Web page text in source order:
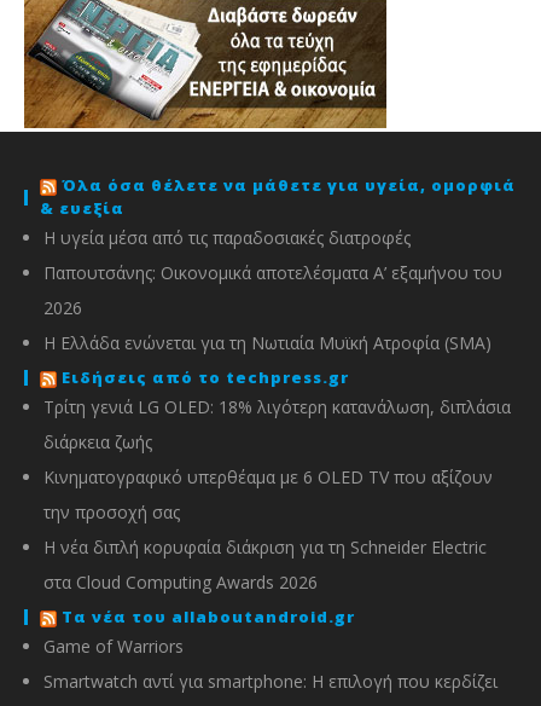
Όλα όσα θέλετε να μάθετε για υγεία, ομορφιά
& ευεξία
Η υγεία μέσα από τις παραδοσιακές διατροφές
Παπουτσάνης: Οικονομικά αποτελέσματα Α’ εξαμήνου του
2026
Η Ελλάδα ενώνεται για τη Νωτιαία Μυϊκή Ατροφία (SMA)
Ειδήσεις από το techpress.gr
Τρίτη γενιά LG OLED: 18% λιγότερη κατανάλωση, διπλάσια
διάρκεια ζωής
Κινηματογραφικό υπερθέαμα με 6 OLED TV που αξίζουν
την προσοχή σας
Η νέα διπλή κορυφαία διάκριση για τη Schneider Electric
στα Cloud Computing Awards 2026
Τα νέα του allaboutandroid.gr
Game of Warriors
Smartwatch αντί για smartphone: Η επιλογή που κερδίζει